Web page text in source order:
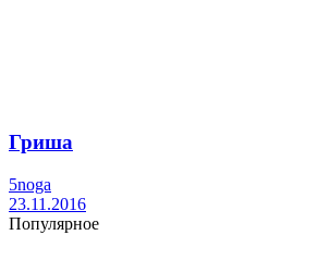
Гриша
5noga
23.11.2016
Популярное